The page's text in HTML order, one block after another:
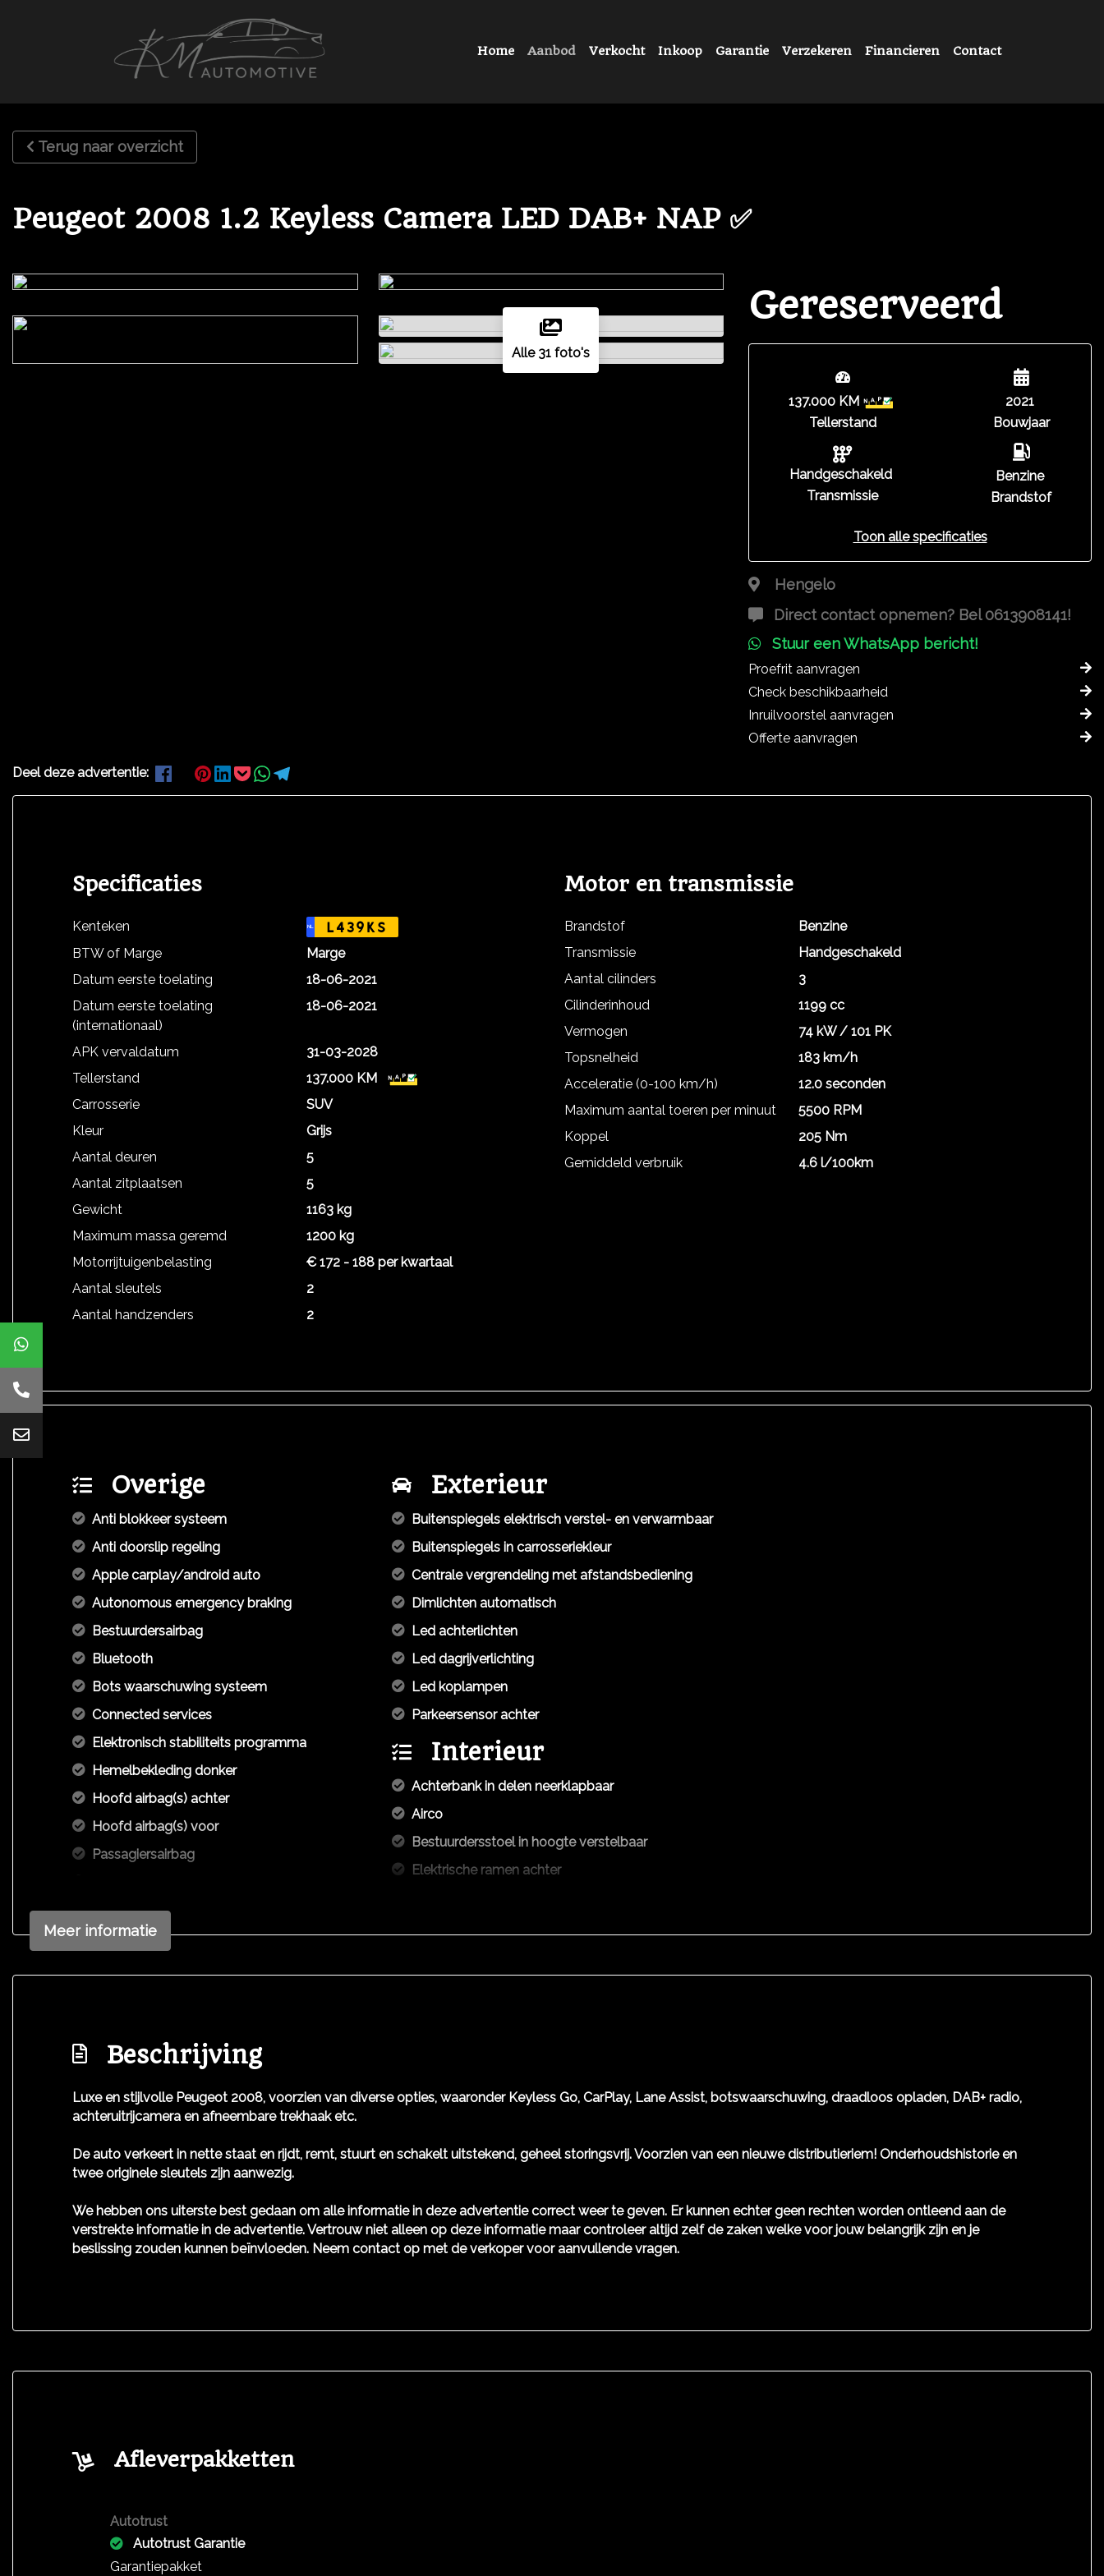
Home Aanbod Verkocht Inkoop Garantie Verzekeren Financieren Contact
Terug naar overzicht
Peugeot 2008 1.2 Keyless Camera LED DAB+ NAP ✅
Alle 31 foto's
Gereserveerd
137.000 KM
Tellerstand
Handgeschakeld
Transmissie
2021
Bouwjaar
Benzine
Brandstof
Toon alle specificaties
Hengelo
Direct contact opnemen? Bel 0613908141!
Stuur een WhatsApp bericht!
Proefrit aanvragen
Check beschikbaarheid
Inruilvoorstel aanvragen
Offerte aanvragen
Deel deze advertentie:
Specificaties
Kenteken NL L439KS
BTW of Marge
Marge
Datum eerste toelating
18-06-2021
Datum eerste toelating
(internationaal)
18-06-2021
APK vervaldatum
31-03-2028
Tellerstand
137.000 KM
Carrosserie
SUV
Kleur
Grijs
Aantal deuren
5
Aantal zitplaatsen
5
Gewicht
1163 kg
Maximum massa geremd
1200 kg
Motorrijtuigenbelasting
€ 172 - 188 per kwartaal
Aantal sleutels
2
Aantal handzenders
2
Motor en transmissie
Brandstof
Benzine
Transmissie
Handgeschakeld
Aantal cilinders
3
Cilinderinhoud
1199 cc
Vermogen
74 kW / 101 PK
Topsnelheid
183 km/h
Acceleratie (0-100 km/h)
12.0 seconden
Maximum aantal toeren per minuut
5500 RPM
Koppel
205 Nm
Gemiddeld verbruik
4.6 l/100km
Overige
Anti blokkeer systeem
Anti doorslip regeling
Apple carplay/android auto
Autonomous emergency braking
Bestuurdersairbag
Bluetooth
Bots waarschuwing systeem
Connected services
Elektronisch stabiliteits programma
Hemelbekleding donker
Hoofd airbag(s) achter
Hoofd airbag(s) voor
Passagiersairbag
Zij airbag(s) voor
Exterieur
Buitenspiegels elektrisch verstel- en verwarmbaar
Buitenspiegels in carrosseriekleur
Centrale vergrendeling met afstandsbediening
Dimlichten automatisch
Led achterlichten
Led dagrijverlichting
Led koplampen
Parkeersensor achter
Interieur
Achterbank in delen neerklapbaar
Airco
Bestuurdersstoel in hoogte verstelbaar
Elektrische ramen achter
Meer informatie
Beschrijving
Luxe en stijlvolle Peugeot 2008, voorzien van diverse opties, waaronder Keyless Go, CarPlay, Lane Assist, botswaarschuwing, draadloos opladen, DAB+ radio,
achteruitrijcamera en afneembare trekhaak etc.
De auto verkeert in nette staat en rijdt, remt, stuurt en schakelt uitstekend, geheel storingsvrij. Voorzien van een nieuwe distributieriem! Onderhoudshistorie en
twee originele sleutels zijn aanwezig.
We hebben ons uiterste best gedaan om alle informatie in deze advertentie correct weer te geven. Er kunnen echter geen rechten worden ontleend aan de
verstrekte informatie in de advertentie. Vertrouw niet alleen op deze informatie maar controleer altijd zelf de zaken welke voor jouw belangrijk zijn en je
beslissing zouden kunnen beïnvloeden. Neem contact op met de verkoper voor aanvullende vragen.
Afleverpakketten
Autotrust
Autotrust Garantie
Garantiepakket